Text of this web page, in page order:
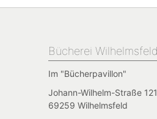
Bücherei
Im "Bücherpavillon"
Johann-Wilhelm-Straße
69259 Wilhelmsfeld